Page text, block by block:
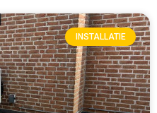
INSTALLATIE